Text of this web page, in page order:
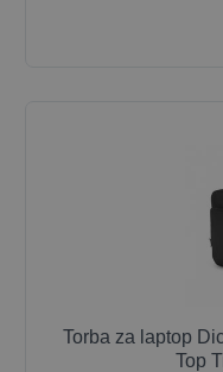
Torba za laptop
Top